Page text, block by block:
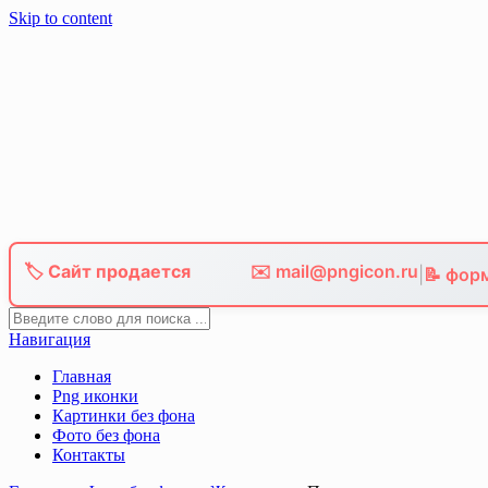
Skip to content
🏷️ Сайт продается ✉️ mail@pngicon.ru 📝
Навигация
Главная
Png иконки
Картинки без фона
Фото без фона
Контакты